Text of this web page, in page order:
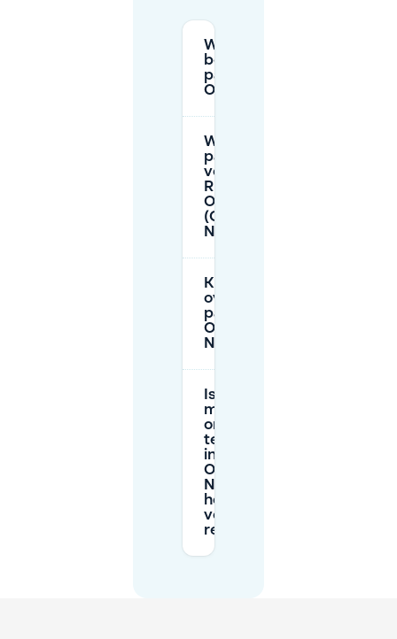
Waar kan ik zonder
bewonersvergunning
parkeren in
Oostbroek-Noord?
Wat zijn de
parkeertijden
voor de zone
Rustenburg–
Oostbroek
(Oostbroek-
Noord)?
Kan ik
overnight
parkeren in
Oostbroek-
Noord?
Is het
moeilijker
om na 18:00
te parkeren
in
Oostbroek-
Noord, en
helpt
vooraf
reserveren?